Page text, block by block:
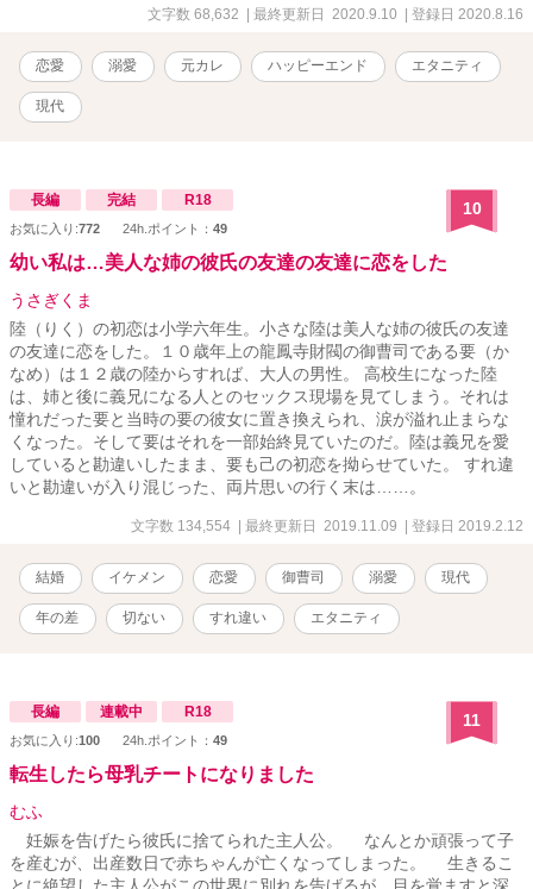
ち、茉白はなんだか無意識に身の回りの男性から好意を向けられて
その上、茉白も何かズレていて。 「理人くん、私、……理人くん好
みのえっちな女性になれてますか？」 「それ以上俺の理性をどうに
かしようとするのはやめてくれ……！」 ※※※ 純粋培養のまま大人
になった茉白と、彼女にブンブンふりまわされる理人の、いちゃら
悪役令嬢に転生する」と「カタブツ検事のセフレになったと思った
ら、溺愛されてしまっておりまして」のスピンオフとなります。
文字数 68,632 | 最終更新日 2020.9.10 | 登録日 2020.8.16
恋愛 溺愛 元カレ ハッピーエンド エタニティ
現代
長編 完結 R18
お気に入り:772 24h.ポイント： 49
10
幼い私は…美人な姉の彼氏の友達の友達に恋をした
うさぎくま
陸（りく）の初恋は小学六年生。小さな陸は美人な姉の彼氏の友達
の友達に恋をした。１０歳年上の龍鳳寺財閥の御曹司である要（か
なめ）は１２歳の陸からすれば、大人の男性。 高校生になった陸
は、姉と後に義兄になる人とのセックス現場を見てしまう。それは
憧れだった要と当時の要の彼女に置き換えられ、涙が溢れ止まらな
くなった。そして要はそれを一部始終見ていたのだ。陸は義兄を愛
していると勘違いしたまま、要も己の初恋を拗らせていた。 すれ違
いと勘違いが入り混じった、両片思いの行く末は……。
文字数 134,554 | 最終更新日 2019.11.09 | 登録日 2019.2.12
結婚 イケメン 恋愛 御曹司 溺愛 現代
年の差 切ない すれ違い エタニティ
長編 連載中 R18
お気に入り:100 24h.ポイント： 49
11
転生したら母乳チートになりました
むふ
妊娠を告げたら彼氏に捨てられた主人公。 なんとか頑張って子
を産むが、出産数日で赤ちゃんが亡くなってしまった。 生きるこ